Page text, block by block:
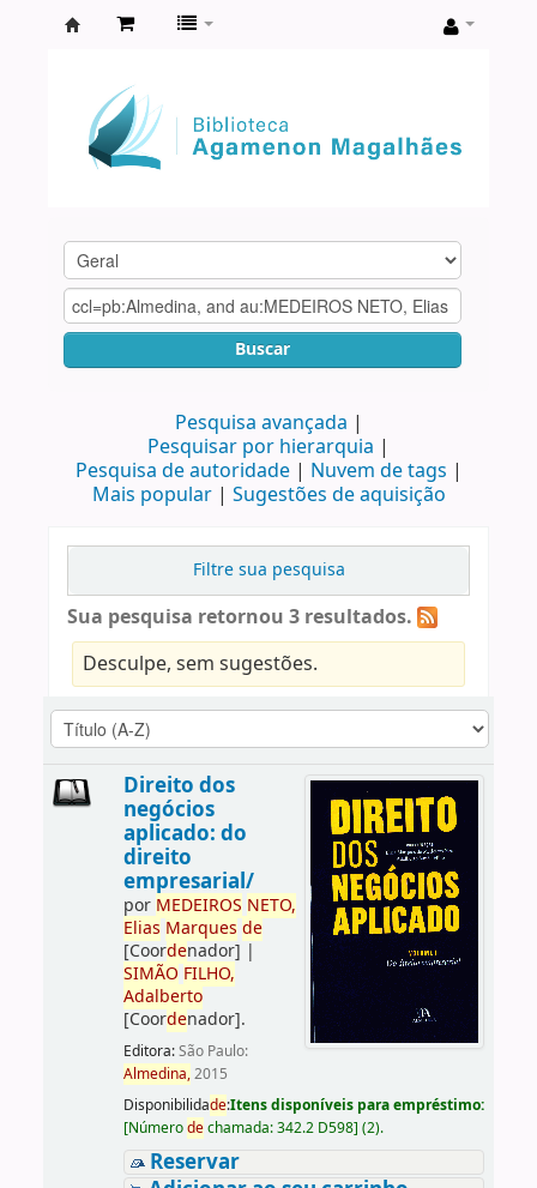
Agamenon
Magalhães
Buscar
Pesquisa avançada
Pesquisar por hierarquia
Pesquisa de autoridade
Nuvem de tags
Mais popular
Sugestões de aquisição
Filtre sua pesquisa
Sua pesquisa retornou 3 resultados.
Desculpe, sem sugestões.
Direito dos
negócios
aplicado: do
direito
empresarial/
por MEDEIROS NETO,
Elias Marques de
[Coordenador] |
SIMÃO FILHO,
Adalberto
[Coordenador].
Editora:São Paulo:
Almedina,2015
Disponibilidade:Itens disponíveis para empréstimo:
[Númerodechamada:342.2 D598] (2).
Reservar